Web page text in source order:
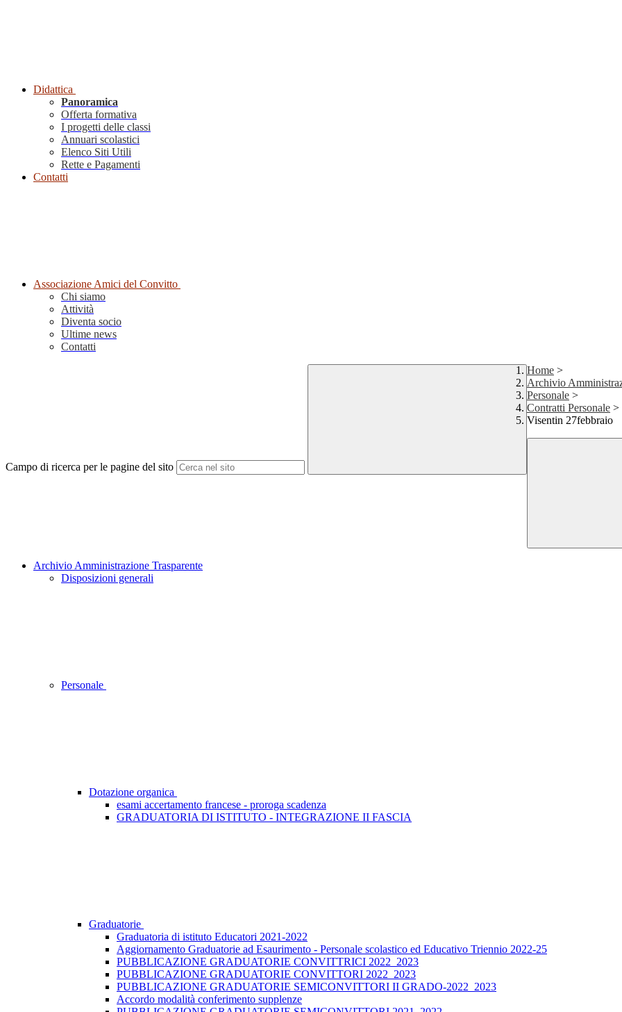
Didattica
Panoramica
Offerta formativa
I progetti delle classi
Annuari scolastici
Elenco Siti Utili
Rette e Pagamenti
Contatti
Associazione Amici del Convitto
Chi siamo
Attività
Diventa socio
Ultime news
Contatti
Campo di ricerca per le pagine del sito
Home >
Archivio
Personale >
Contratti Personale >
Visentin 27febbraio
Archivio Amministrazione Trasparente
Disposizioni generali
Personale
Dotazione organica
esami accertamento francese - proroga scadenza
GRADUATORIA DI ISTITUTO - INTEGRAZIONE II FASCIA
Graduatorie
Graduatoria di istituto Educatori 2021-2022
Aggiornamento Graduatorie ad Esaurimento - Personale scolastico ed Educativo Triennio 2022-25
PUBBLICAZIONE GRADUATORIE CONVITTRICI 2022_2023
PUBBLICAZIONE GRADUATORIE CONVITTORI 2022_2023
PUBBLICAZIONE GRADUATORIE SEMICONVITTORI II GRADO-2022_2023
Accordo modalità conferimento supplenze